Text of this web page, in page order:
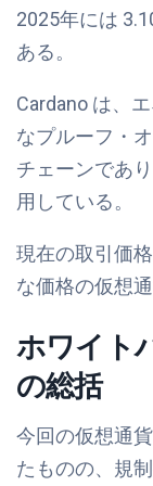
2025年には
ある。
Cardano は、
なプルーフ・
チェーンであ
用している。
現在の取引価
な価格の仮想
ホワイト
の総括
今回の仮想通
たものの、規